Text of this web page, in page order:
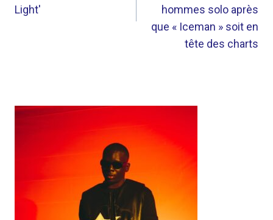
Light'
hommes solo après
que « Iceman » soit en
tête des charts